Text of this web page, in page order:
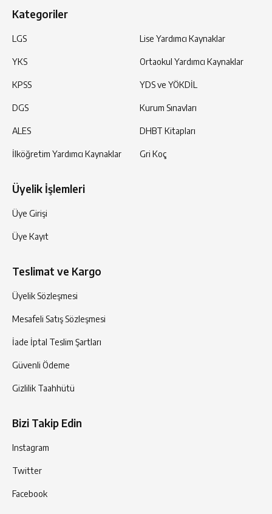
Kategoriler
LGS
YKS
KPSS
DGS
ALES
İlköğretim Yardımcı Kaynaklar
Lise Yardımcı Kaynaklar
Ortaokul Yardımcı Kaynaklar
YDS ve YÖKDİL
Kurum Sınavları
DHBT Kitapları
Gri Koç
Üyelik İşlemleri
Üye Girişi
Üye Kayıt
Teslimat ve Kargo
Üyelik Sözleşmesi
Mesafeli Satış Sözleşmesi
İade İptal Teslim Şartları
Güvenli Ödeme
Gizlilik Taahhütü
Bizi Takip Edin
Instagram
Twitter
Facebook